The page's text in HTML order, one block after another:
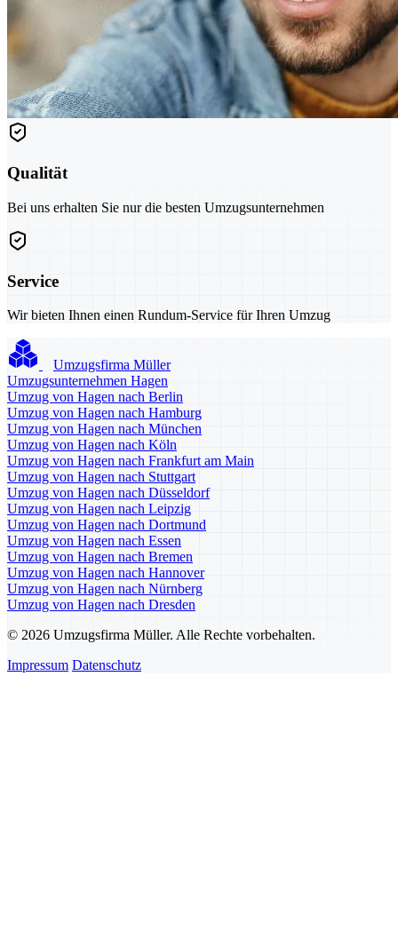
Qualität
Bei uns erhalten Sie nur die besten Umzugsunternehmen
Service
Wir bieten Ihnen einen Rundum-Service für Ihren Umzug
Umzugsfirma Müller
Umzugsunternehmen Hagen
Umzug von Hagen nach Berlin
Umzug von Hagen nach Hamburg
Umzug von Hagen nach München
Umzug von Hagen nach Köln
Umzug von Hagen nach Frankfurt am Main
Umzug von Hagen nach Stuttgart
Umzug von Hagen nach Düsseldorf
Umzug von Hagen nach Leipzig
Umzug von Hagen nach Dortmund
Umzug von Hagen nach Essen
Umzug von Hagen nach Bremen
Umzug von Hagen nach Hannover
Umzug von Hagen nach Nürnberg
Umzug von Hagen nach Dresden
© 2026 Umzugsfirma Müller. Alle Rechte vorbehalten.
Impressum Datenschutz